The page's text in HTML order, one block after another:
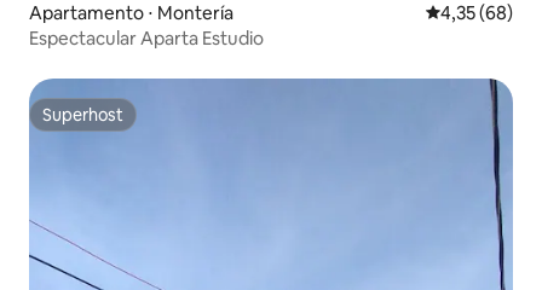
Apartamento ⋅ Montería 4,35 de uma
4,35 (68)
Espectacular Aparta Estudio
Superhost
Superhost